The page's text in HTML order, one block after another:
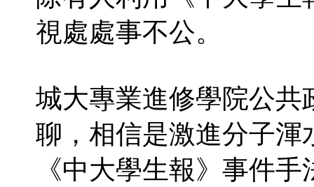
視處處事不公。
城大專業進修學院公共
聊，相信是激進分子渾
《中大學生報》事件